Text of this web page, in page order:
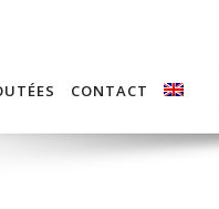
CONTACT